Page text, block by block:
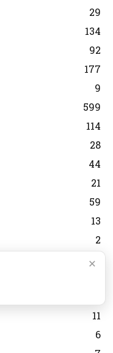
29
134
92
177
9
599
114
28
44
21
59
13
2
127
11
6
×